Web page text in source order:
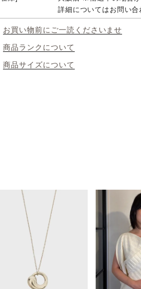
詳細についてはお問い合
お買い物前にご一読くださいませ
商品ランクについて
商品サイズについて